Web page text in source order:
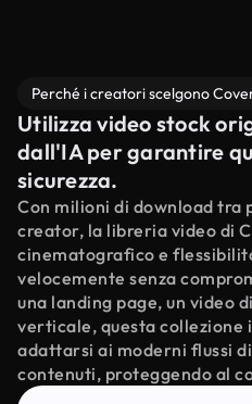
Perché i creatori scelgono
Utilizza video stock
dall'IA per garantire
sicurezza.
Con milioni di download tra
creator, la libreria video di
cinematografico e
velocemente senza
una landing page, un video
verticale, questa
adattarsi ai moderni flussi
contenuti, proteggendo al